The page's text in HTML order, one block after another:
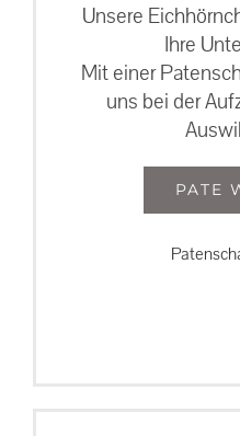
Unsere
Ihre
Mit einer
uns bei der
PATE